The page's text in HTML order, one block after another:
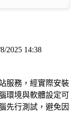
2025 14:38
服務，經實際安裝
環境與軟體設定可
先行測試，避免因